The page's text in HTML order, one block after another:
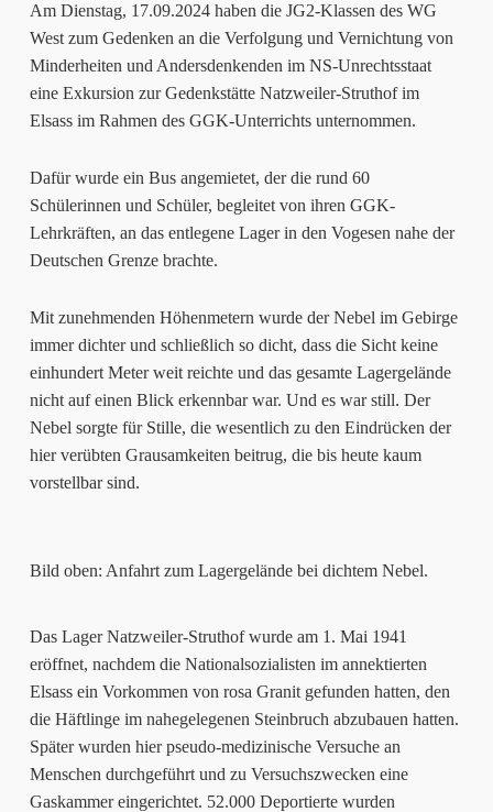
Am Dienstag, 17.09.2024 haben die JG2-Klassen des WG
West zum Gedenken an die Verfolgung und Vernichtung von
Minderheiten und Andersdenkenden im NS-Unrechtsstaat
eine Exkursion zur Gedenkstätte Natzweiler-Struthof im
Elsass im Rahmen des GGK-Unterrichts unternommen.
Dafür wurde ein Bus angemietet, der die rund 60
Schülerinnen und Schüler, begleitet von ihren GGK-
Lehrkräften, an das entlegene Lager in den Vogesen nahe der
Deutschen Grenze brachte.
Mit zunehmenden Höhenmetern wurde der Nebel im Gebirge
immer dichter und schließlich so dicht, dass die Sicht keine
einhundert Meter weit reichte und das gesamte Lagergelände
nicht auf einen Blick erkennbar war. Und es war still. Der
Nebel sorgte für Stille, die wesentlich zu den Eindrücken der
hier verübten Grausamkeiten beitrug, die bis heute kaum
vorstellbar sind.
Bild oben: Anfahrt zum Lagergelände bei dichtem Nebel.
Das Lager Natzweiler-Struthof wurde am 1. Mai 1941
eröffnet, nachdem die Nationalsozialisten im annektierten
Elsass ein Vorkommen von rosa Granit gefunden hatten, den
die Häftlinge im nahegelegenen Steinbruch abzubauen hatten.
Später wurden hier pseudo-medizinische Versuche an
Menschen durchgeführt und zu Versuchszwecken eine
Gaskammer eingerichtet. 52.000 Deportierte wurden